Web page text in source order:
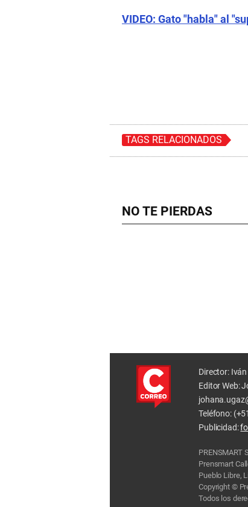
VIDEO: Gato "habla" al
TAGS RELACIONADOS
NO TE PIERDAS
Director:
Editor Web:
Teléfono:
Publicidad:
PRENSMART
Prensmart
Pueblo Libre,
Copyright ©
Todos los